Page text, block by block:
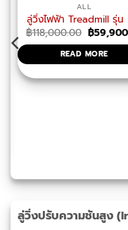
ALL
ลู่วิ่งไฟฟ้า Treadmill รุ่น
฿118,000.00 Original
price
was:
฿
฿
READ MORE
ลู่วิ่งปรับความชันสูง